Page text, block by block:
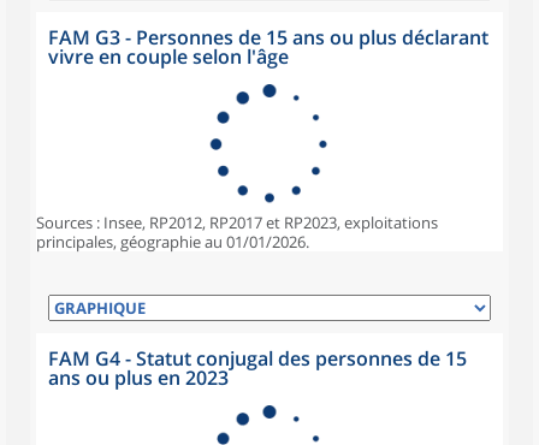
FAM G3 - Personnes de 15 ans ou plus déclarant
vivre en couple selon l'âge
Sources : Insee, RP2012, RP2017 et RP2023, exploitations
principales, géographie au 01/01/2026.
FAM G4 - Statut conjugal des personnes de 15
ans ou plus en 2023